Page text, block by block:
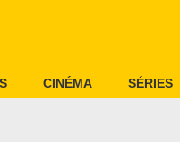
CINÉMA SÉRIES